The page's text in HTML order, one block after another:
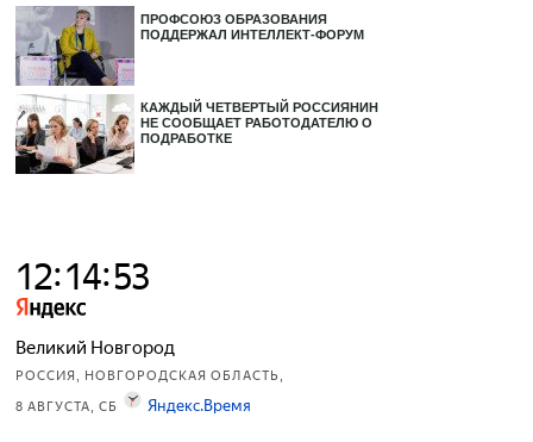
ПРОФСОЮЗ ОБРАЗОВАНИЯ
ПОДДЕРЖАЛ ИНТЕЛЛЕКТ-ФОРУМ
КАЖДЫЙ ЧЕТВЕРТЫЙ РОССИЯНИН
НЕ СООБЩАЕТ РАБОТОДАТЕЛЮ О
ПОДРАБОТКЕ